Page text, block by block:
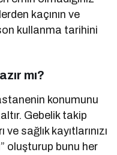
kaçının ve
kullanma tarihini
mı?
konumunu
Gebelik takip
ve sağlık kayıtlarınızı
oluşturup bunu her